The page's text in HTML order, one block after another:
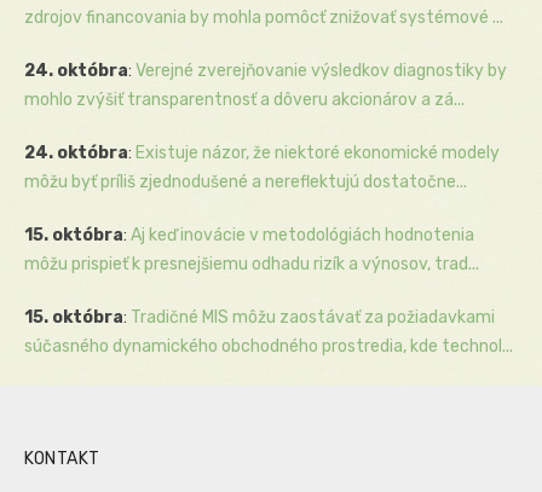
zdrojov financovania by mohla pomôcť znižovať systémové ...
24. októbra: Verejné zverejňovanie výsledkov diagnostiky by
mohlo zvýšiť transparentnosť a dôveru akcionárov a zá...
24. októbra: Existuje názor, že niektoré ekonomické modely
môžu byť príliš zjednodušené a nereflektujú dostatočne...
15. októbra: Aj keď inovácie v metodológiách hodnotenia
môžu prispieť k presnejšiemu odhadu rizík a výnosov, trad...
15. októbra: Tradičné MIS môžu zaostávať za požiadavkami
súčasného dynamického obchodného prostredia, kde technol...
KONTAKT